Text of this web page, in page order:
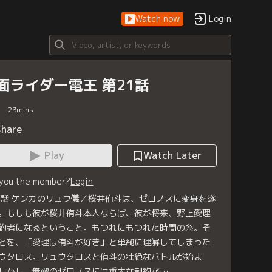
Watch now Login
ライダー電王 第21話
23mins
Play
Watch Later
the member?Login
ケンカのリュウ儀／桜井侑斗は、ゼロノスに変身を遂
もしも彼が桜井侑斗本人ならば、彼が将来、野上愛理
者になるということ。もつれにもつれた時間の糸。そ
を、「愛理は侑斗が好き」と単純に理解してしまった
タロス。リュウタロスと侑斗の壮絶なバトルが始ま